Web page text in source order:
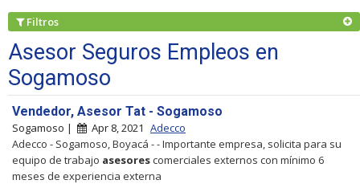
Filtros
Asesor Seguros Empleos en
Sogamoso
Vendedor, Asesor Tat - Sogamoso
Sogamoso | Apr 8, 2021 Adecco
Adecco - Sogamoso, Boyacá - - Importante empresa, solicita para su
equipo de trabajo asesorescomerciales externos con mínimo 6
meses de experiencia externa